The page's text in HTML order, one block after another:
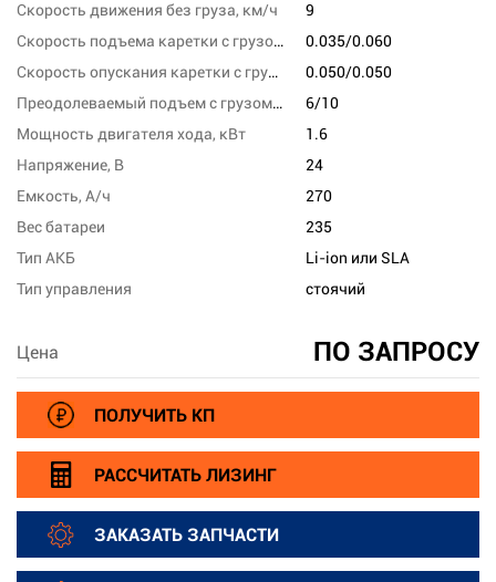
Скорость движения без груза, км/ч
9
Скорость подъема каретки с грузом/без груза, м/с
0.035/0.060
Скорость опускания каретки с грузом/без груза,м/сек
0.050/0.050
Преодолеваемый подъем с грузом/без груза,%
6/10
Мощность двигателя хода, кВт
1.6
Напряжение, В
24
Емкость, А/ч
270
Вес батареи
235
Тип АКБ
Li-ion или SLA
Тип управления
стоячий
Цена ПО ЗАПРОСУ
ПОЛУЧИТЬ КП
РАССЧИТАТЬ ЛИЗИНГ
ЗАКАЗАТЬ ЗАПЧАСТИ